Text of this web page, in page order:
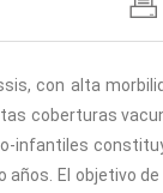
con alta
coberturas
infantiles
años. El objetivo